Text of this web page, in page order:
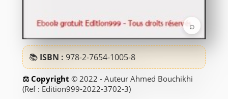
⌕
📚 ISBN : 978-2-7654-1005-8
© 2022 - Auteur Ahmed Bouchikhi
(Ref : Edition999-2022-3702-3)